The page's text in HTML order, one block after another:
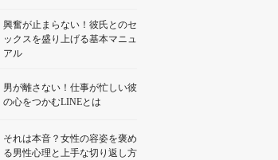
興奮が止まらない！彼氏とのセ
ックスを盛り上げる基本マニュ
アル
男が離さない！仕事が忙しい彼
の心をつかむLINEとは
それは本音？女性の容姿を褒め
る男性心理と上手な切り返し方